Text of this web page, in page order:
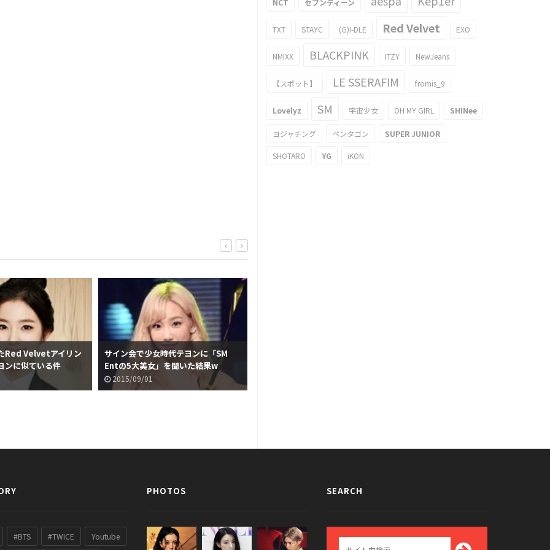
Red Velvetアイリン
ンに似ている件
サイン会で少女時代テヨンに「SM
Entの5大美女」を聞いた結果w
2015/09/01
NCT セブンティーン
TXT STAYC (G)I-DLE Red Velvet EXO
NMIXX BLACKPINK ITZY NewJeans
【スポット】 LE SSERAFIM fromis_9
Lovelyz SM 宇宙少女 OH MY GIRL SHINee
ヨジャチング ペンタゴン SUPER JUNIOR
SHOTARO YG iKON
#BTS #TWICE Youtube
PHOTOS SEARCH